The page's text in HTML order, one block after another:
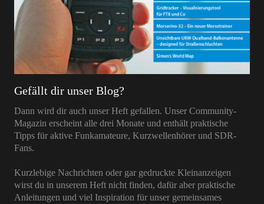
Gefällt dir unser Blog?
Dann wird dir auch unser Heft gefallen. Unser Community-
Magazin erscheint alle drei Monate und enthält praktische
Tipps für aktive Funkamateure, Kurzwellenhörer und SDR-
Fans.
Kurzlebige Nachrichten oder gar gedruckte Kleinanzeigen
wirst du in unserem Heft nicht finden, dafür aber praktische
Anleitungen und viel Inspiration für unser gemeinsames